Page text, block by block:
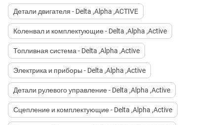
Детали двигателя - Delta ,Alpha ,ACTIVE
Коленвал и комплектующие - Delta ,Alpha ,Active
Топливная система - Delta ,Alpha ,Active
Электрика и приборы - Delta ,Alpha ,Active
Детали рулевого управление - Delta ,Alpha ,Active
Сцепление и комплектующие - Delta ,Alpha ,Active